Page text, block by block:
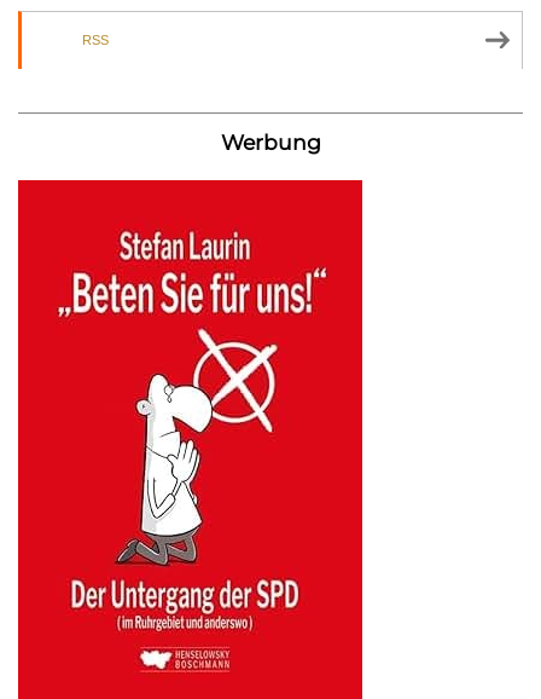
RSS
Werbung